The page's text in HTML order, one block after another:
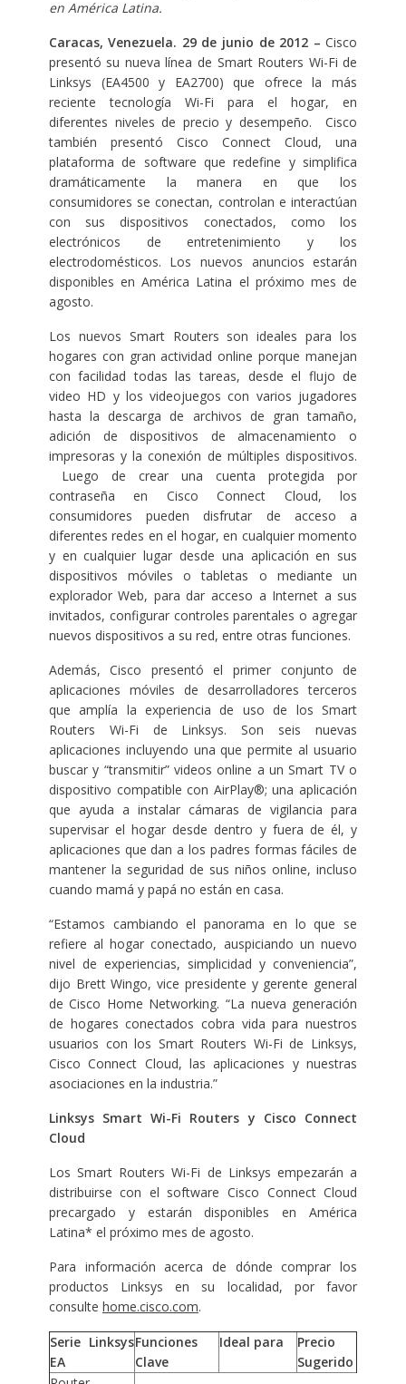
en América Latina.
Caracas, Venezuela. 29 de junio de 2012 –Cisco
presentó su nueva línea de Smart Routers Wi-Fi de
Linksys (EA4500 y EA2700) que ofrece la más
reciente tecnología Wi-Fi para el hogar, en
diferentes niveles de precio y desempeño. Cisco
también presentó Cisco Connect Cloud, una
plataforma de software que redefine y simplifica
dramáticamente la manera en que los
consumidores se conectan, controlan e interactúan
con sus dispositivos conectados, como los
electrónicos de entretenimiento y los
electrodomésticos. Los nuevos anuncios estarán
disponibles en América Latina el próximo mes de
agosto.
Los nuevos Smart Routers son ideales para los
hogares con gran actividad online porque manejan
con facilidad todas las tareas, desde el flujo de
video HD y los videojuegos con varios jugadores
hasta la descarga de archivos de gran tamaño,
adición de dispositivos de almacenamiento o
impresoras y la conexión de múltiples dispositivos.
Luego de crear una cuenta protegida por
contraseña en Cisco Connect Cloud, los
consumidores pueden disfrutar de acceso a
diferentes redes en el hogar, en cualquier momento
y en cualquier lugar desde una aplicación en sus
dispositivos móviles o tabletas o mediante un
explorador Web, para dar acceso a Internet a sus
invitados, configurar controles parentales o agregar
nuevos dispositivos a su red, entre otras funciones.
Además, Cisco presentó el primer conjunto de
aplicaciones móviles de desarrolladores terceros
que amplía la experiencia de uso de los Smart
Routers Wi-Fi de Linksys. Son seis nuevas
aplicaciones incluyendo una que permite al usuario
buscar y “transmitir” videos online a un Smart TV o
dispositivo compatible con AirPlay®; una aplicación
que ayuda a instalar cámaras de vigilancia para
supervisar el hogar desde dentro y fuera de él, y
aplicaciones que dan a los padres formas fáciles de
mantener la seguridad de sus niños online, incluso
cuando mamá y papá no están en casa.
“Estamos cambiando el panorama en lo que se
refiere al hogar conectado, auspiciando un nuevo
nivel de experiencias, simplicidad y conveniencia”,
dijo Brett Wingo, vice presidente y gerente general
de Cisco Home Networking. “La nueva generación
de hogares conectados cobra vida para nuestros
usuarios con los Smart Routers Wi-Fi de Linksys,
Cisco Connect Cloud, las aplicaciones y nuestras
asociaciones en la industria.”
Linksys Smart Wi-Fi Routers y Cisco Connect
Cloud
Los Smart Routers Wi-Fi de Linksys empezarán a
distribuirse con el software Cisco Connect Cloud
precargado y estarán disponibles en América
Latina* el próximo mes de agosto.
Para información acerca de dónde comprar los
productos Linksys en su localidad, por favor
consulte home.cisco.com.
Serie Linksys
EA
Funciones
Clave
Ideal para
Precio
Sugerido